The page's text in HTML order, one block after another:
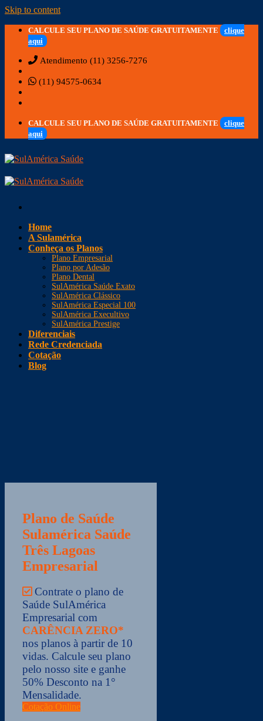
Skip to content
CALCULE SEU PLANO DE SAÚDE GRATUITAMENTE
clique
aqui
Atendimento (11) 3256-7276
(11) 94575-0634
CALCULE SEU PLANO DE SAÚDE GRATUITAMENTE
clique
aqui
Home
A Sulamérica
Conheça os Planos
Plano Empresarial
Plano por Adesão
Plano Dental
SulAmérica Saúde Exato
SulAmérica Clássico
SulAmérica Especial 100
SulAmérica Execultivo
SulAmérica Prestige
Diferenciais
Rede Credenciada
Cotação
Blog
Plano de Saúde
Sulamérica Saúde
Três Lagoas
Empresarial
Contrate o plano de
Saúde SulAmérica
Empresarial com
CARÊNCIA ZERO*
nos planos à partir de 10
vidas. Calcule seu plano
pelo nosso site e ganhe
50% Desconto na 1°
Mensalidade.
Cotação Online